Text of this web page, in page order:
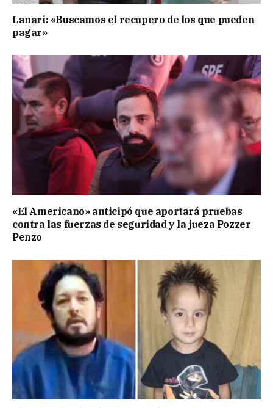
Lanari: «Buscamos el recupero de los que pueden
pagar»
«El Americano» anticipó que aportará pruebas
contra las fuerzas de seguridad y la jueza Pozzer
Penzo